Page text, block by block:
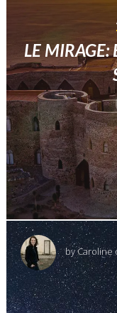
LE MIRAGE:
byCaroline